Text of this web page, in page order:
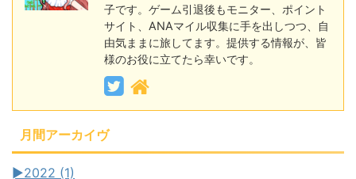
子です。ゲーム引退後もモニター、ポイント
サイト、ANAマイル収集に手を出しつつ、自
由気ままに旅してます。提供する情報が、皆
様のお役に立てたら幸いです。
月間アーカイヴ
►2022 (1)